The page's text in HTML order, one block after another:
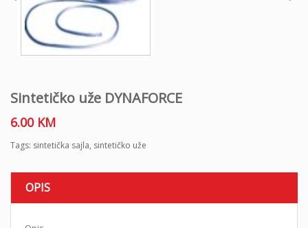
Sintetičko uže DYNAFORCE
6.00 KM
Tags: sintetička sajla, sintetičko uže
OPIS